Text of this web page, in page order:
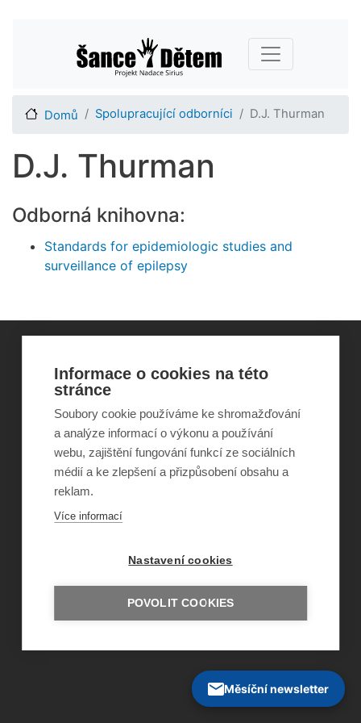
hlavnímu
obsahu
Main navigation
Domů Spolupracující odborníci D.J. Thurman
D.J. Thurman
Odborná knihovna:
Standards for epidemiologic studies and
surveillance of epilepsy
©Obecně prospěšná společnost Sirius, o.p.s.
Šance Dětem
ISSN 1805-8876
nazory@sancedetem.cz
Odběr novinek e-mailem
Informace o webu
Měsíční newsletter
Informace o cookies na této
stránce
Soubory cookie používáme ke shromažďování
a analýze informací o výkonu a používání
webu, zajištění fungování funkcí ze sociálních
médií a ke zlepšení a přizpůsobení obsahu a
reklam.
Více informací
Nastavení cookies
POVOLIT COOKIES